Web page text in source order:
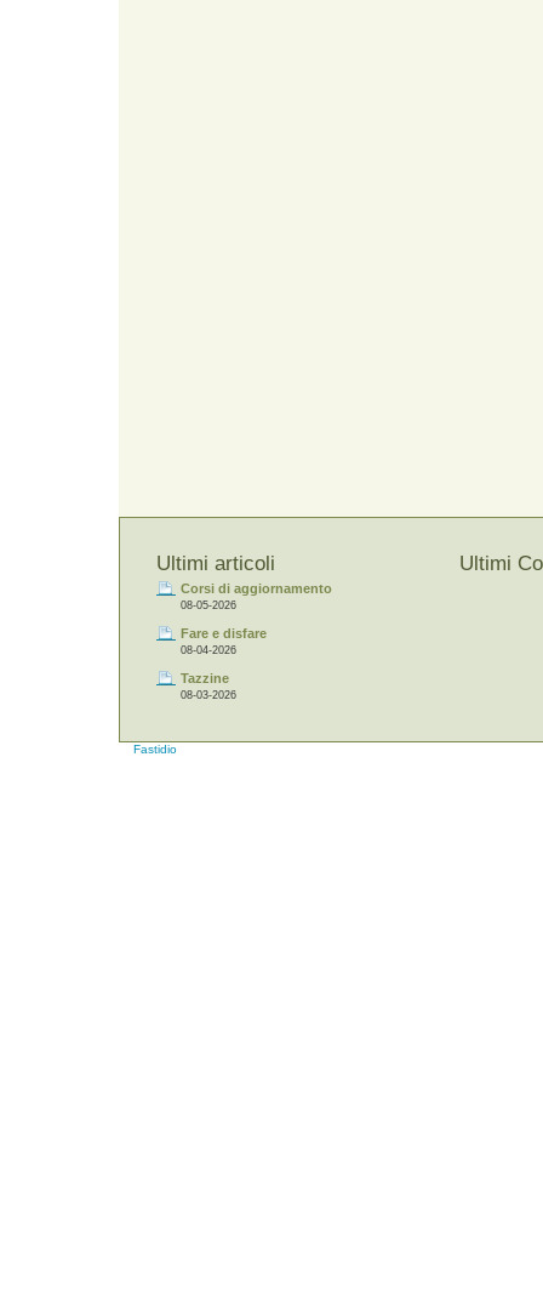
Ultimi articoli
Corsi di aggiornamento
08-05-2026
Fare e disfare
08-04-2026
Tazzine
08-03-2026
Ultimi
Fastidio